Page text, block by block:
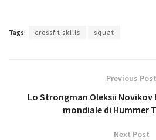
Tags: crossfit skills squat
Previous Post
Lo Strongman Oleksii
mondiale di Hummer
Next Post